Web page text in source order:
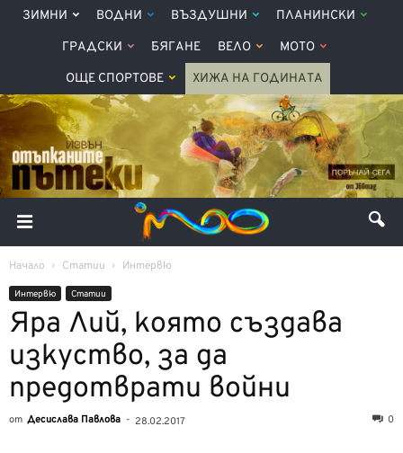
ЗИМНИ ВОДНИ ВЪЗДУШНИ ПЛАНИНСКИ
ГРАДСКИ БЯГАНЕ ВЕЛО МОТО
ОЩЕ СПОРТОВЕ ХИЖА НА ГОДИНАТА
Начало Статии Интервю
Интервю Статии
Яра Лий, която създава
изкуство, за да
предотврати войни
от Десислава Павлова - 28.02.2017 0